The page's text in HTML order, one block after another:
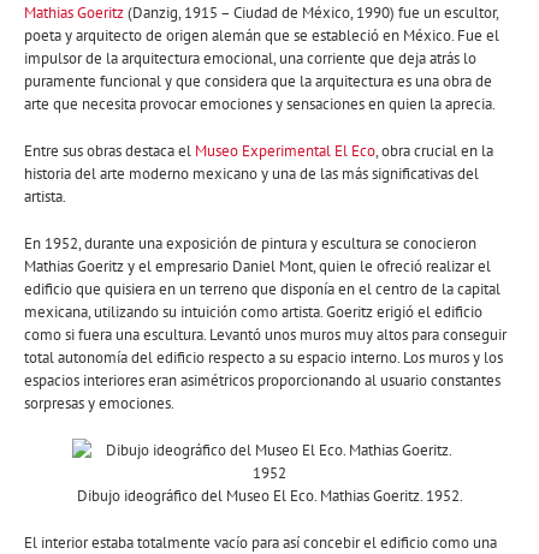
Mathias Goeritz(Danzig, 1915 – Ciudad de México, 1990) fue un escultor,
poeta y arquitecto de origen alemán que se estableció en México. Fue el
impulsor de la arquitectura emocional, una corriente que deja atrás lo
puramente funcional y que considera que la arquitectura es una obra de
arte que necesita provocar emociones y sensaciones en quien la aprecia.
Entre sus obras destaca el Museo Experimental El Eco, obra crucial en la
historia del arte moderno mexicano y una de las más significativas del
artista.
En 1952, durante una exposición de pintura y escultura se conocieron
Mathias Goeritz y el empresario Daniel Mont, quien le ofreció realizar el
edificio que quisiera en un terreno que disponía en el centro de la capital
mexicana, utilizando su intuición como artista. Goeritz erigió el edificio
como si fuera una escultura. Levantó unos muros muy altos para conseguir
total autonomía del edificio respecto a su espacio interno. Los muros y los
espacios interiores eran asimétricos proporcionando al usuario constantes
sorpresas y emociones.
Dibujo ideográfico del Museo El Eco. Mathias Goeritz. 1952.
El interior estaba totalmente vacío para así concebir el edificio como una